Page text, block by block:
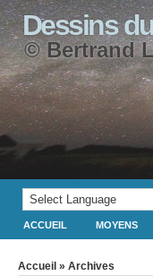
Dessins
© Bertrand
ACCUEIL MOYENS
Accueil » Archives